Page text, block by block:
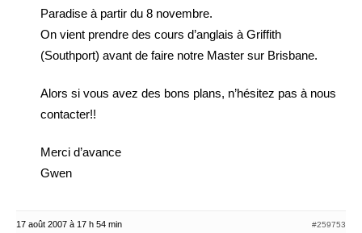
Paradise à partir du 8 novembre.
On vient prendre des cours d’anglais à Griffith
(Southport) avant de faire notre Master sur Brisbane.
Alors si vous avez des bons plans, n’hésitez pas à nous
contacter!!
Merci d’avance
Gwen
17 août 2007 à 17 h 54 min #259753